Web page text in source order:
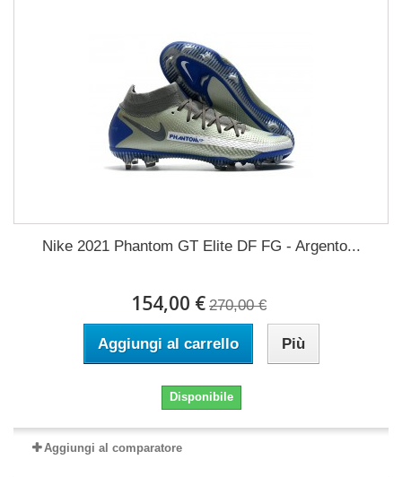
Nike 2021 Phantom GT Elite DF FG - Argento...
154,00 € 270,00 €
Aggiungi al carrello Più
Disponibile
Aggiungi al comparatore